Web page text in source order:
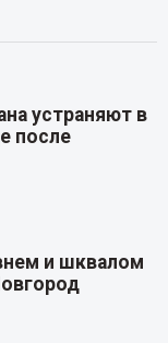
устраняют в
после
и шквалом